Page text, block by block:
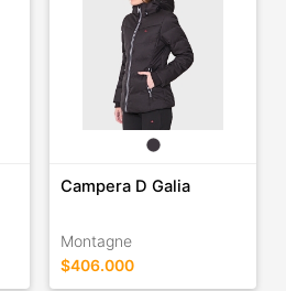
Campera D Galia
Montagne
$406.000